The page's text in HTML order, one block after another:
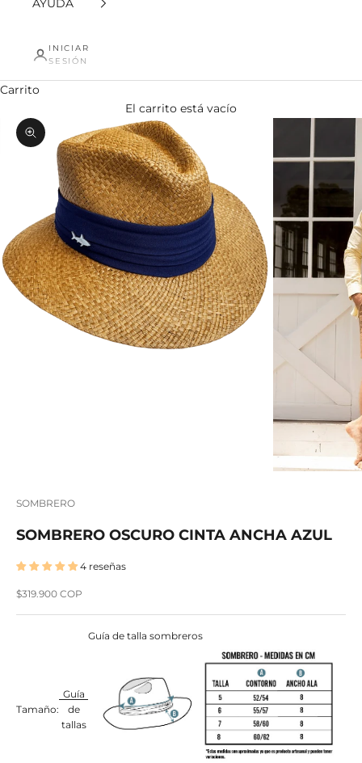
AYUDA
INICIAR
SESIÓN
Carrito
El carrito está vacío
Zoom
SOMBRERO
SOMBRERO OSCURO CINTA ANCHA AZUL
4 reseñas
Precio de oferta
$319.900 COP
Tamaño:
Guía
de
tallas
Guía de talla sombreros